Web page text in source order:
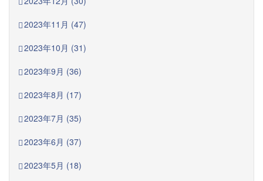
2023年11月 (47)
2023年10月 (31)
2023年9月 (36)
2023年8月 (17)
2023年7月 (35)
2023年6月 (37)
2023年5月 (18)